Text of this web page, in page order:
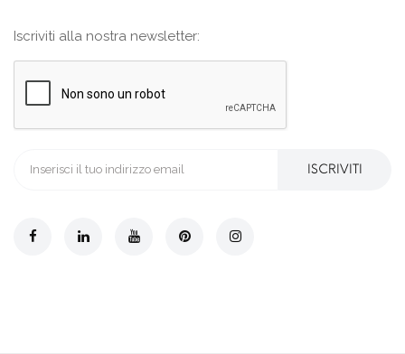
Iscriviti alla nostra newsletter:
ISCRIVITI